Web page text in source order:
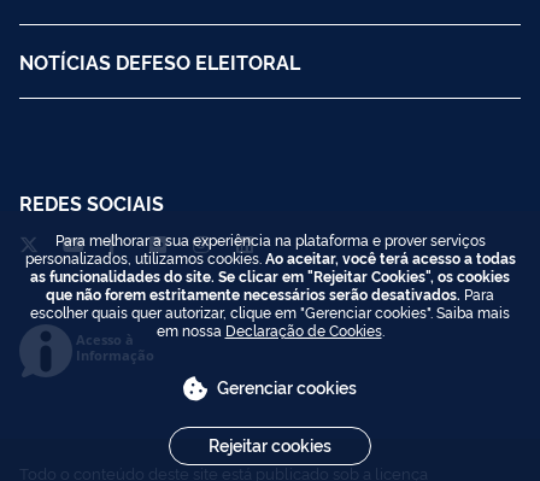
NOTÍCIAS DEFESO ELEITORAL
REDES SOCIAIS
Acesso à
Informação
Todo o conteúdo deste site está publicado sob a licença
Para melhorar a sua experiência na plataforma e prover serviços
personalizados, utilizamos cookies. Ao aceitar, você terá acesso a todas
as funcionalidades do site. Se clicar em "Rejeitar Cookies", os cookies
que não forem estritamente necessários serão desativados. Para
escolher quais quer autorizar, clique em "Gerenciar cookies". Saiba mais
em nossa Declaração de Cookies.
Gerenciar cookies
Rejeitar cookies